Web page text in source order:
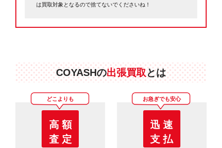
は買取対象となるので捨てないでくださいね！
COYASHの出張買取とは
どこよりも
高 額
査 定
お急ぎでも安心
迅 速
支 払